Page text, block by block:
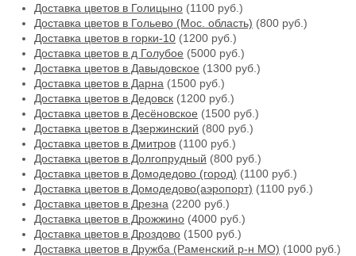
Доставка цветов в Голицыно (1100 руб.)
Доставка цветов в Гольево (Мос. область) (800 руб.)
Доставка цветов в горки-10 (1200 руб.)
Доставка цветов в д Голубое (5000 руб.)
Доставка цветов в Давыдовское (1300 руб.)
Доставка цветов в Дарна (1500 руб.)
Доставка цветов в Дедовск (1200 руб.)
Доставка цветов в Десёновское (1500 руб.)
Доставка цветов в Дзержинский (800 руб.)
Доставка цветов в Дмитров (1100 руб.)
Доставка цветов в Долгопрудный (800 руб.)
Доставка цветов в Домодедово (город) (1100 руб.)
Доставка цветов в Домодедово(аэропорт) (1100 руб.)
Доставка цветов в Дрезна (2200 руб.)
Доставка цветов в Дрожжино (4000 руб.)
Доставка цветов в Дроздово (1500 руб.)
Доставка цветов в Дружба (Раменский р-н МО) (1000 руб.)